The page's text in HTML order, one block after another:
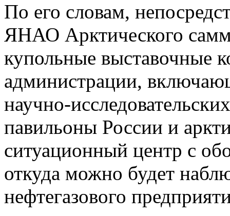
По его словам,
ЯНАО Арктического
купольные выставочные
администрации,
научно-
павильоны России и
ситуационный центр с
откуда можно будет
нефтегазового